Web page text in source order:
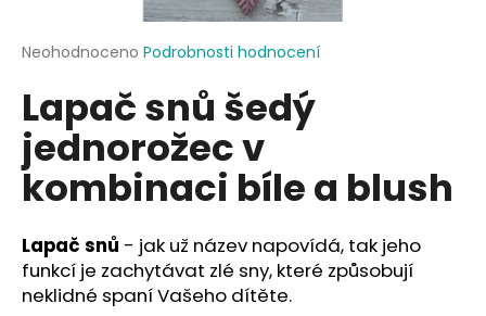
Průměrné
produktu
je
0,0
5
hvězdiček.
Neohodnoceno Podrobnosti hodnocení
Lapač snů šedý
jednorožec v
kombinaci bíle a blush
Lapač snů - jak už název napovídá, tak jeho
funkcí je zachytávat zlé sny, které způsobují
neklidné spaní Vašeho dítěte.
j
t
?
HLEDAT